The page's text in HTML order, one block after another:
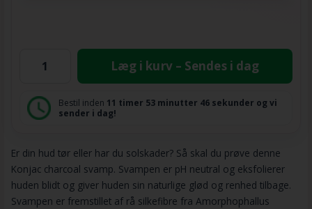
Læg i kurv – Sendes i dag
Bestil inden 11 timer 53 minutter 46 sekunder og vi
sender i dag!
Er din hud tør eller har du solskader? Så skal du prøve denne
Konjac charcoal svamp. Svampen er pH neutral og eksfolierer
huden blidt og giver huden sin naturlige glød og renhed tilbage.
Svampen er fremstillet af rå silkefibre fra Amorphophallus